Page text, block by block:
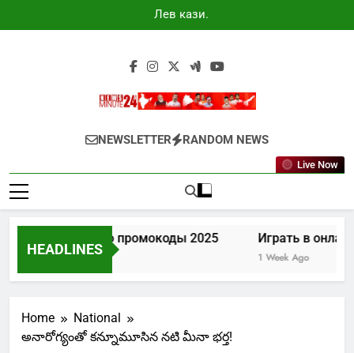
to
Лев казино
промокоды
Newsminute24
Get All Updated Telugu News
NEWSLETTER RANDOM NEWS
Live Now
HEADLINES
Лев казино промокоды 2025
5 Days Ago
Играть в
1 Week Ago
Home
National
అనారోగ్యంతో కన్నూమూసిన నటి మీనా భర్త!